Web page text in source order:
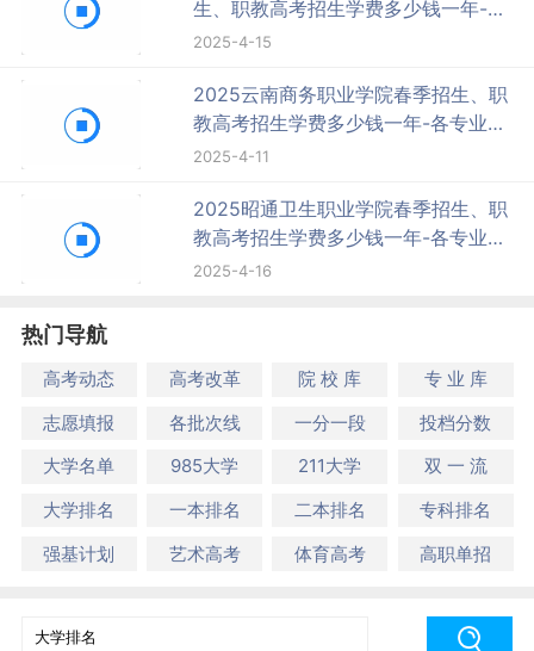
生、职教高考招生学费多少钱一年-各
专业收费标准
2025-4-15
2025云南商务职业学院春季招生、职
教高考招生学费多少钱一年-各专业收
费标准
2025-4-11
2025昭通卫生职业学院春季招生、职
教高考招生学费多少钱一年-各专业收
费标准
2025-4-16
热门导航
高考动态 高考改革 院 校 库
专 业 库
志愿填报
各批次线 一分一段
投档分数
大学名单
985大学 211大学
双 一 流
大学排名
一本排名 二本排名
专科排名
强基计划
艺术高考 体育高考 高职单招